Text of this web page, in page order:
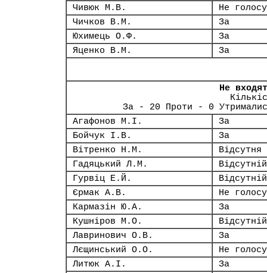
Чивюк М.В.
Не
Чичков В.М.
За
Юхимець О.Ф.
За
Яценко В.М.
За
Не
За - 20 Проти - 0
Агафонов М.І.
За
Бойчук І.В.
За
Вітренко Н.М.
Відсутня
Гадяцький Л.М.
Відсутній
Гурвіц Е.Й.
Відсутній
Єрмак А.В.
Не
Кармазін Ю.А.
За
Кушніров М.О.
Відсутній
Лавринович О.В.
За
Лєщинський О.О.
Не
Литюк А.І.
За